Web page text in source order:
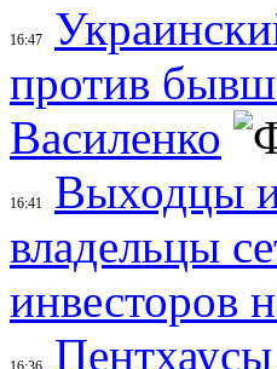
16:47
против
Василенко
16:41
Выходцы
владельцы
инвесторов